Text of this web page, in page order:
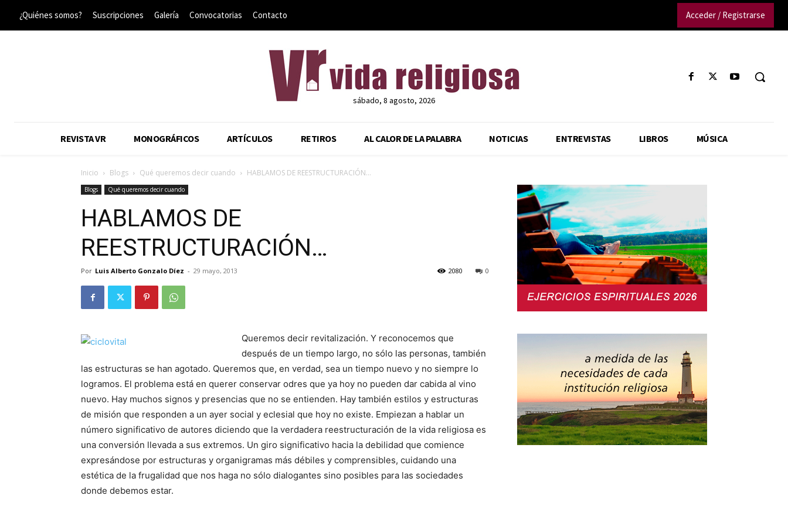
¿Quiénes somos? Suscripciones Galería Convocatorias Contacto Acceder / Registrarse
sábado, 8 agosto, 2026
REVISTA VR MONOGRÁFICOS ARTÍCULOS RETIROS AL CALOR DE LA PALABRA NOTICIAS ENTREVISTAS LIBROS MÚSICA
Inicio Blogs Qué queremos decir cuando HABLAMOS DE REESTRUCTURACIÓN…
Blogs Qué queremos decir cuando
HABLAMOS DE
REESTRUCTURACIÓN…
Por Luis Alberto Gonzalo Díez - 29 mayo, 2013 0
2080
Queremos decir revitalización. Y reconocemos que
después de un tiempo largo, no sólo las personas, también
las estructuras se han agotado. Queremos que, en verdad, sea un tiempo nuevo y no siempre lo
logramos. El problema está en querer conservar odres que ya hoy no pueden dar cabida al vino
nuevo. Hay muchos signos y presencias que no se entienden. Hay también estilos y estructuras
de misión que responden a un ayer social y eclesial que hoy no existe. Empiezan a hablar un
número significativo de autores diciendo que la verdadera reestructuración de la vida religiosa es
una conversión llevada a sus extremos. Un giro significativo hacia la debilidad que comience
expresándose por estructuras y organigramas más débiles y comprensibles, cuidando una
estética de la frugalidad que nos haga no sólo dialogantes sino posibles para las sociedades
donde debemos estar.